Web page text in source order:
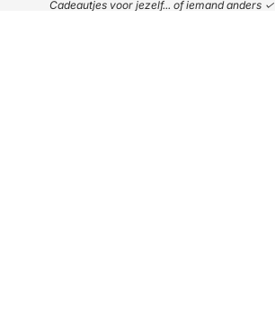
Cadeautjes voor jezelf... of iemand anders ✓